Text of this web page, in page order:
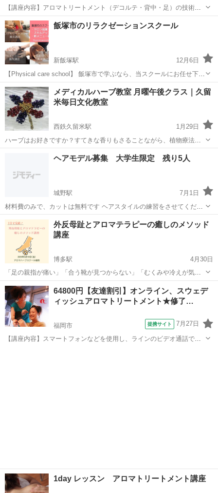
【講座内容】アロマトリートメント（デコルテ・背中・足）の技術を1
日完結３時間マンツーマンレッスンで学習できます。実技中心です
が、トラブル回避の為、学科も行います。モデルさん不要なので、お
一人の方もお気軽にお越し下さい。修了証...
福岡 福岡市 アロマ
飯塚市のリラクゼーションスクール
新飯塚駅
12月6日
【Physical care school】 飯塚市で学ぶなら、当スクールにお任せ下さ
い！ 各専任講師によって、確実なスキル習得を目指すあなたのサポー
トを致します。 『即戦力』として認定卒業後、直ぐにでも現場で活躍
できる技...
福岡 飯塚市 新飯塚駅 アロマ 手技
メディカルハーブ教室 月曜午後クラス｜久留
米毎日文化教室
西鉄久留米駅
1月29日
ハーブはお好きですか？すてきな香りもさることながら、植物療法と
して生活習慣病等の予防にも活用できます。普段の健康管理にハーブ
やアロマテラピーを取り入れることで、日々を元気に、そして優雅に
西鉄久留米駅 アロマ 文化
ヘアモデル募集 大学生限定 残り5人
城野駅
7月1日
材料費のみで、カットは無料です ヘアスタイルの練習をさせてくださ
い福岡 北九州市 城野駅 無料
外反母趾とアロマテラピーの癒しのメソッド
講座
博多駅
4月30日
「足の親指が痛い」「合う靴が見つからない」「むくみや冷えが気に
なる」 そんな方におすすめの1日完結型講座です！ 外反母趾は足元の
トラブルだけでなく、全身の不調にもつながることがあります。 この
講座では、外反母趾の基...
福岡 福岡市 博多駅 アロマ アロマテラピー
64800円【友達割引】オンライン、スウェデ
ィッシュアロマトリートメント★修了…
福岡市 提携サイト 7月27日
【講座内容】スマートフォンなどを使用し、ラインのビデオ通話でレ
1day レッスン アロマトリートメント講座